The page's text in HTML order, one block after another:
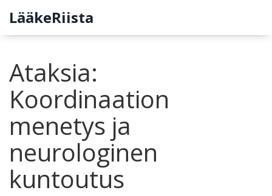
LääkeRiista
Ataksia:
Koordinaation
menetys ja
neurologinen
kuntoutus